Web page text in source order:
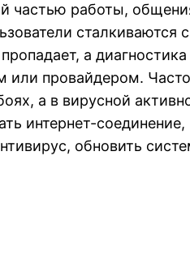
частью работы,
сталкиваются с
а диагностика
или провайдером. Часто
а в вирусной
интернет-соединение,
обновить